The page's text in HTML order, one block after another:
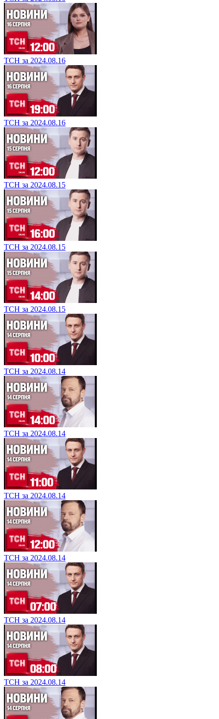
ТСН за 2024.08.16
ТСН за 2024.08.16
ТСН за 2024.08.15
ТСН за 2024.08.15
ТСН за 2024.08.15
ТСН за 2024.08.14
ТСН за 2024.08.14
ТСН за 2024.08.14
ТСН за 2024.08.14
ТСН за 2024.08.14
ТСН за 2024.08.14